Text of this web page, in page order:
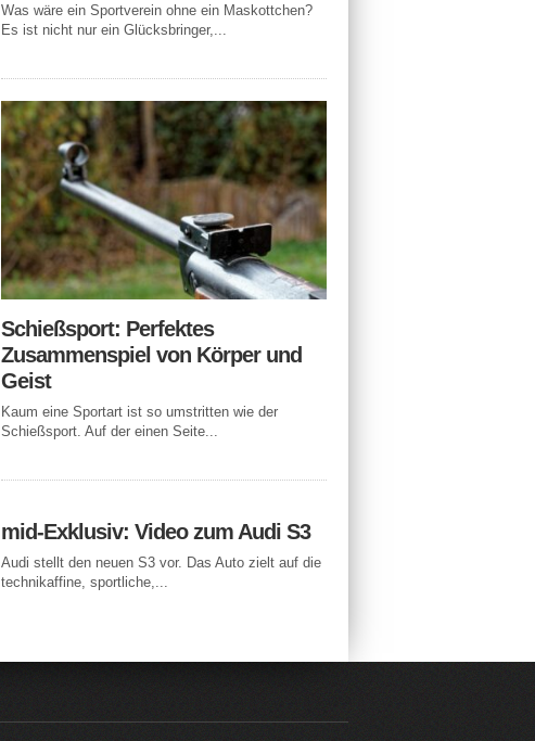
Was wäre ein Sportverein ohne ein Maskottchen?
Es ist nicht nur ein Glücksbringer,...
Schießsport: Perfektes
Zusammenspiel von Körper und
Geist
Kaum eine Sportart ist so umstritten wie der
Schießsport. Auf der einen Seite...
mid-Exklusiv: Video zum Audi S3
Audi stellt den neuen S3 vor. Das Auto zielt auf die
technikaffine, sportliche,...